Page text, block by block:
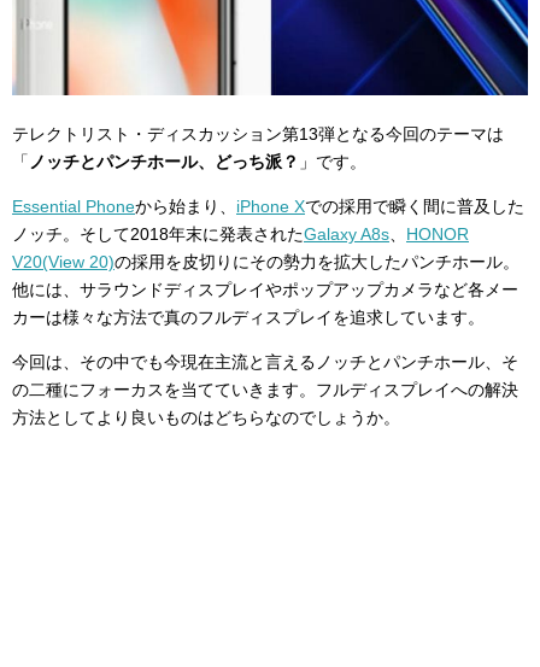
テレクトリスト・ディスカッション第13弾となる今回のテーマは
「 ノッチとパンチホール、どっち派？ 」です。
Essential Phoneから始まり、 iPhone Xでの採用で瞬く間に普及した
ノッチ。そして2018年末に発表されたGalaxy A8s
HONOR
V20(View 20)の採用を皮切りにその勢力を拡大したパンチホール。
他には、サラウンドディスプレイやポップアップカメラなど各メー
カーは様々な方法で真のフルディスプレイを追求しています。
今回は、その中でも今現在主流と言えるノッチとパンチホール、そ
の二種にフォーカスを当てていきます。フルディスプレイへの解決
方法としてより良いものはどちらなのでしょうか。